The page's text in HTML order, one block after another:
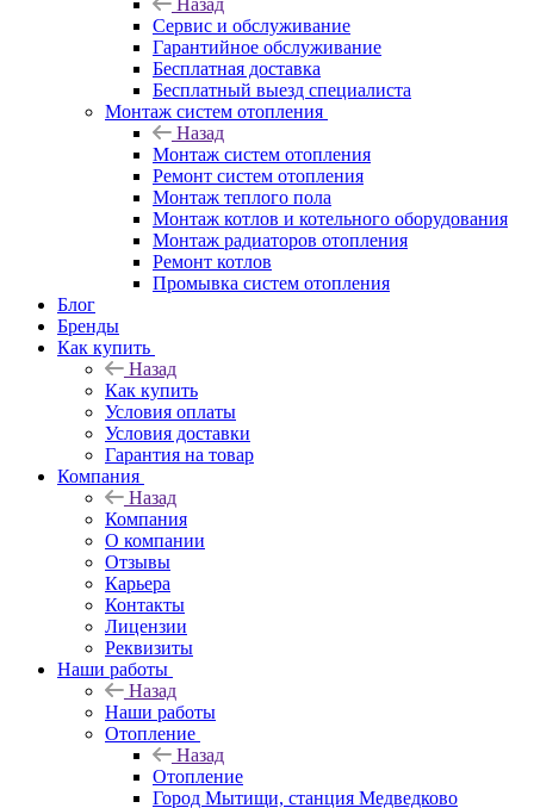
Назад
Сервис и обслуживание
Гарантийное обслуживание
Бесплатная доставка
Бесплатный выезд специалиста
Монтаж систем отопления
Назад
Монтаж систем отопления
Ремонт систем отопления
Монтаж теплого пола
Монтаж котлов и котельного оборудования
Монтаж радиаторов отопления
Ремонт котлов
Промывка систем отопления
Блог
Бренды
Как купить
Назад
Как купить
Условия оплаты
Условия доставки
Гарантия на товар
Компания
Назад
Компания
О компании
Отзывы
Карьера
Контакты
Лицензии
Реквизиты
Наши работы
Назад
Наши работы
Отопление
Назад
Отопление
Город Мытищи, станция Медведково